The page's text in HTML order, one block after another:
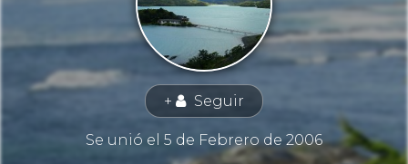
+ 👤 Seguir
Se unió el 5 de Febrero de 2006